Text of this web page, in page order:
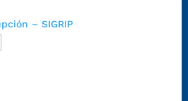
– SIGRIP
10-43, Bucaramanga, Santander,